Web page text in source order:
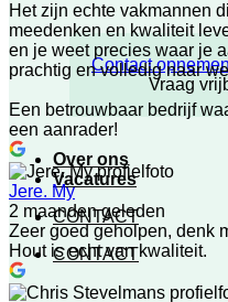
Contact opnemen
Vraag
Over ons
Vacatures
CONTACT
CONTACT
Het zijn echte vakmannen
meedenken en kwaliteit
en je weet precies waar je
prachtig en volledig naar
Een betrouwbaar bedrijf
een aanrader!
Jere. My
2 maanden geleden
Zeer goed geholpen, denk
Hout is echt van kwaliteit.